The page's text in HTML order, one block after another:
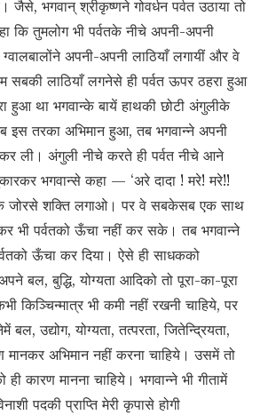
जैसे, भगवान् श्रीकृष्णने गोवर्धन पर्वत उठाया तो
कि तुमलोग भी पर्वतके नीचे अपनी-अपनी
अपनी-अपनी लाठियाँ लगायीं और वे
लाठियाँ लगनेसे ही पर्वत ऊपर ठहरा हुआ
हुआ था भगवान्के बायें हाथकी छोटी अंगुलीके
इस तरका अभिमान हुआ, तब भगवान्ने अपनी
ली। अंगुली नीचे करते ही पर्वत नीचे आने
भगवान्से कहा — ‘अरे दादा ! मरे! मरे!!
जोरसे शक्ति लगाओ। पर वे सबकेसब एक साथ
भी पर्वतको ऊँचा नहीं कर सके। तब भगवान्ने
ऊँचा कर दिया। ऐसे ही साधकको
बल, बुद्धि, योग्यता आदिको तो पूरा-का-पूरा
किञ्चिन्मात्र भी कमी नहीं रखनी चाहिये, पर
बल, उद्योग, योग्यता, तत्परता, जितेन्द्रियता,
मानकर अभिमान नहीं करना चाहिये। उसमें तो
कारण मानना चाहिये। भगवान्ने भी गीतामें
पदकी प्राप्ति मेरी कृपासे होगी